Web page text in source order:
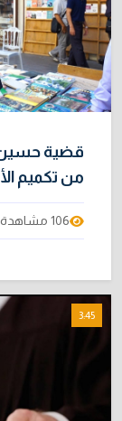
2/08/2026
10 متحدث
الرواتب
1/08/2026
قضية حسين
من تكميم
106 مشاهدة
3:45